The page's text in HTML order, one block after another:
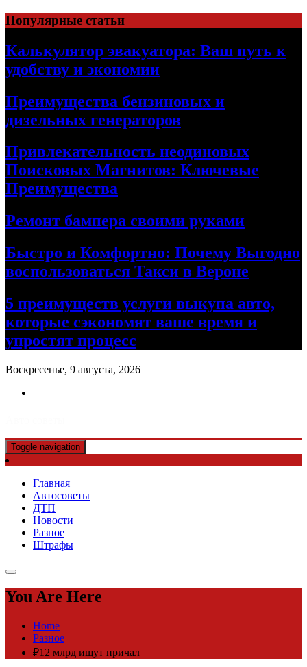
Skip
to
content
Популярные статьи
Калькулятор эвакуатора: Ваш путь к
удобству и экономии
Преимущества бензиновых и
дизельных генераторов
Привлекательность неодиновых
Поисковых Магнитов: Ключевые
Преимущества
Ремонт бампера своими руками
Быстро и Комфортно: Почему Выгодно
воспользоваться Такси в Вероне
5 преимуществ услуги выкупа авто,
которые сэкономят ваше время и
упростят процесс
Воскресенье, 9 августа, 2026
Toggle navigation
Главная
Автосоветы
ДТП
Новости
Разное
Штрафы
You Are Here
Home
Разное
₽12 млрд ищут причал